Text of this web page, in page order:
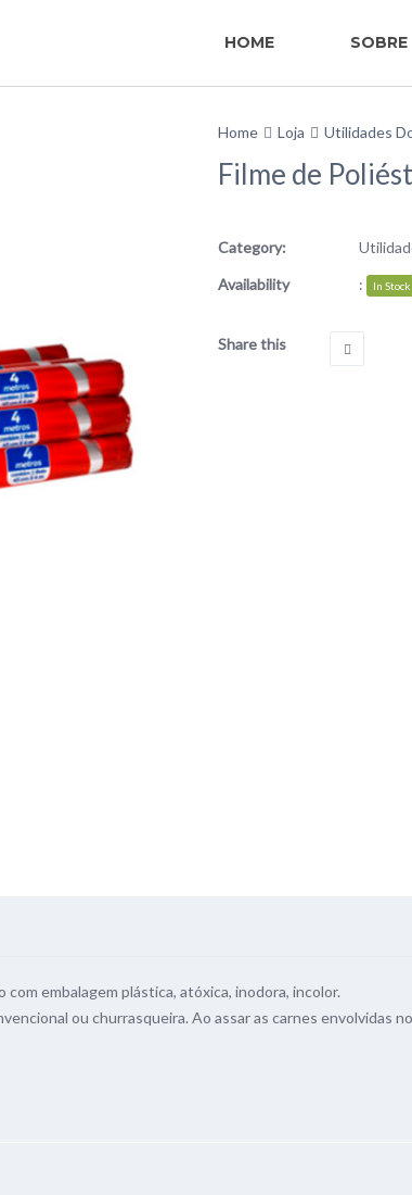
HOME SOBRE
Home Loja Utilidades
Filme de
Category:
Availability
: In Stock
Share this
embalagem plástica, atóxica, inodora, incolor.
ou churrasqueira. Ao assar as carnes envolvidas